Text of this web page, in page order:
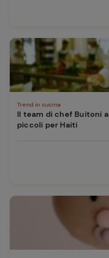
Trend in cucina
Il team di chef Buitoni
piccoli per Haiti